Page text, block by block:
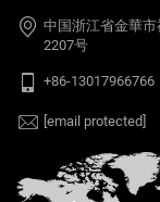
中国浙江省金華
2207号
+86-13017966766
[email protected]